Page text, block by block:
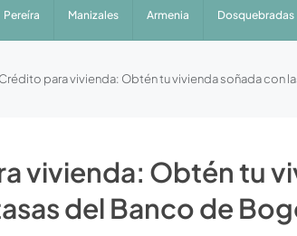
Pereíra Manizales Armenia Dosquebradas
Crédito para vivienda: Obtén tu vivienda soñada con
vivienda: Obtén tu
del Banco de